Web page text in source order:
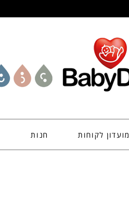
מועדון לקוחות חנות